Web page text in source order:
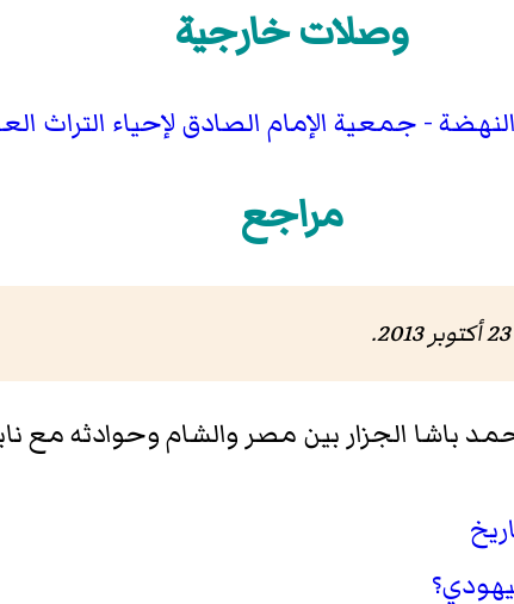
وصلات خارجية
- جمعية الإمام الصادق لإحياء التراث
مراجع
.
باشا الجزار بين مصر والشام وحوادثه مع